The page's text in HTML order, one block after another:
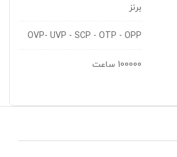
برنز
OVP- UVP - SCP - OTP - OPP
100000 ساعت